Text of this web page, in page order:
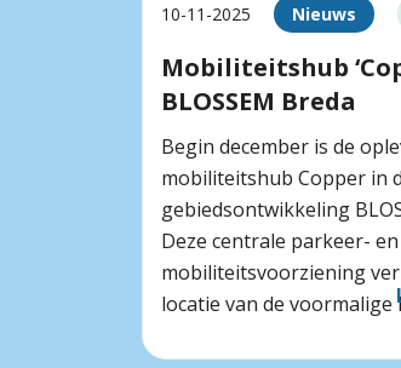
10-11-2025 Nieuws
Mobiliteitshub
BLOSSEM Breda
Begin december is de
mobiliteitshub Copper in
gebiedsontwikkeling
Deze centrale parkeer- en
mobiliteitsvoorziening
locatie van de